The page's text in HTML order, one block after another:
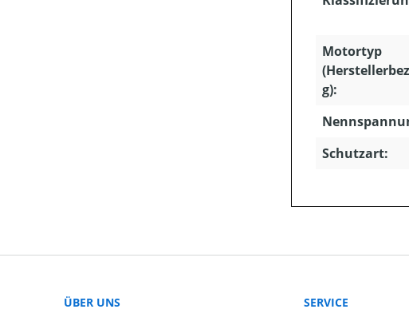
Motortyp
g):
Schutzart:
ÜBER UNS
SERVICE